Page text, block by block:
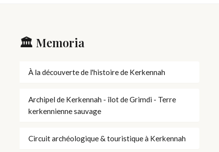
🏛️ Memoria
À la découverte de l'histoire de Kerkennah
Archipel de Kerkennah - îlot de Grimdi - Terre
kerkennienne sauvage
Circuit archéologique & touristique à Kerkennah